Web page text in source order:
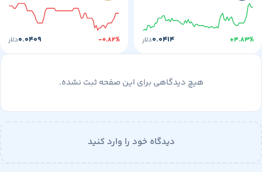
۰.۰۴۱۴دلار -۰.۸۲% ۰.۰۴۰۹دلار
هیچ دیدگاهی برای این صفحه ثبت نشده.
دیدگاه خود را وارد کنید